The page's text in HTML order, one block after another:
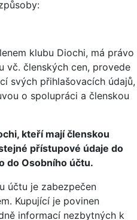
klubu Diochi, má právo
vč. členských cen, provede
svých přihlašovacích údajů,
o spolupráci a členskou
kteří mají členskou
přístupové údaje do
do Osobního účtu.
účtu je zabezpečen
Kupující je povinen
informací nezbytných k